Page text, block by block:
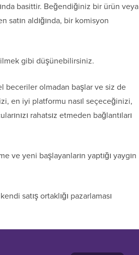
basittir. Beğendiğiniz bir ürün veya
satın aldığında, bir komisyon
gibi düşünebilirsiniz.
beceriler olmadan başlar ve siz de
en iyi platformu nasıl seçeceğinizi,
rahatsız etmeden bağlantıları
ve yeni başlayanların yaptığı yaygın
satış ortaklığı pazarlaması